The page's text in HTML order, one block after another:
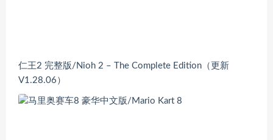
仁王2 完整版/Nioh 2 – The Complete Edition（更新
V1.28.06）